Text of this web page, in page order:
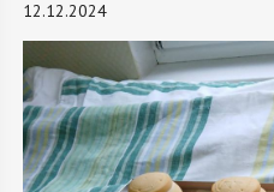
12.12.2024